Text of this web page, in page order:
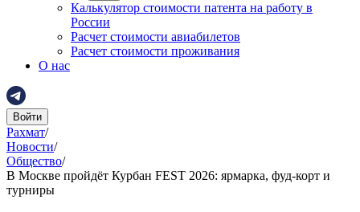
Калькулятор стоимости патента на работу в
России
Расчет стоимости авиабилетов
Расчет стоимости проживания
О нас
Войти
Рахмат/
Новости/
Общество/
В Москве пройдёт Курбан FEST 2026: ярмарка, фуд-корт и
турниры